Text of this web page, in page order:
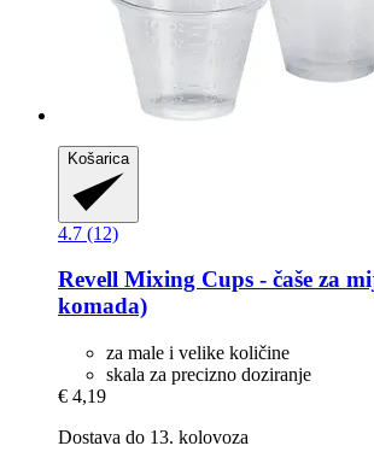
Košarica
4.7 (12)
Revell Mixing Cups -​ čaše za
komada)
za male i velike količine
skala za precizno doziranje
€ 4,19
Dostava do 13. kolovoza